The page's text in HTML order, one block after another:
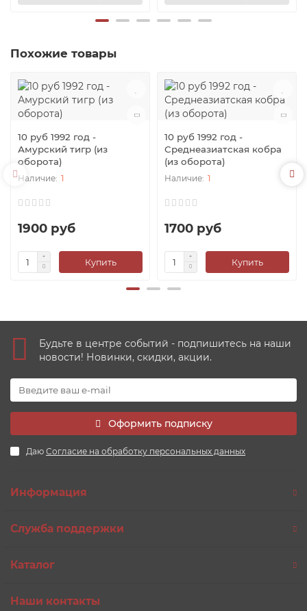
Похожие товары
10 руб 1992 год -
Амурский тигр (из
оборота)
1
1900 руб
Купить
10 руб 1992 год -
Среднеазиатская кобра
(из оборота)
1
1700 руб
Купить
Будьте в центре событий - подпишитесь на наши
новости! Новинки, скидки, акции.
Оформить подписку
Даю Согласие на обработку персональных данных
Информация
Служба поддержки
Каталог
Наши контакты